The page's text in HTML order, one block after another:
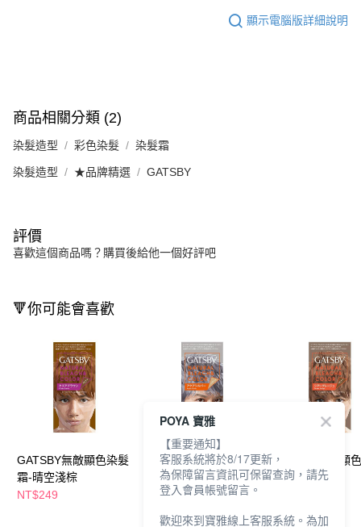
顯示電腦版詳細說明
商品相關分類 (2)
染髮造型 彩色染髮 染髮霜
染髮造型 ★品牌精選 GATSBY
評價
喜歡這個商品嗎？購買後給他一個好評吧
🔻你可能會喜歡
GATSBY無敵顯色染髮
霜-晴空淺棕
NT$249
GATSBY無敵顯色染髮
霜-水漾銀灰
NT$249
GATSBY無敵顯
霜-透視灰米
POYA 寶雅
【重要通知】
客服系統將於8/17更新，
為保障留言資訊可保留查詢，請先
登入會員帳號留言。
歡迎來到寶雅線上客服系統。為加